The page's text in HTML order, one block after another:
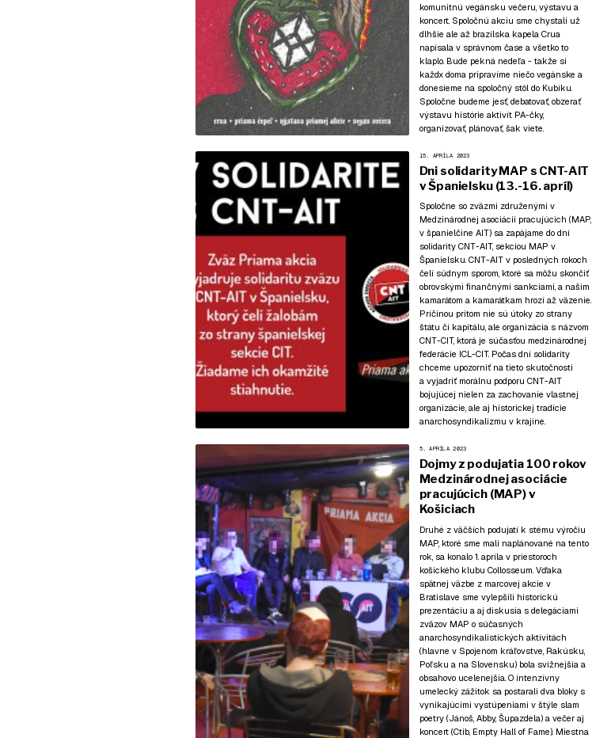
komunitnú vegánsku večeru, výstavu a
koncert. Spoločnú akciu sme chystali už
dlhšie ale až brazílska kapela Crua
napísala v správnom čase a všetko to
klaplo. Bude pekná nedeľa - takže si
každx doma pripravíme niečo vegánske a
donesieme na spoločný stôl do Kubíku.
Spoločne budeme jesť, debatovať, obzerať
výstavu histórie aktivít PA-čky,
organizovať, plánovať, šak viete.
15. APRÍLA 2023
Dni solidarity MAP s CNT-AIT
v Španielsku (13.-16. apríl)
Spoločne so zväzmi združenými v
Medzinárodnej asociácii pracujúcich (MAP,
v španielčine AIT) sa zapájame do dní
solidarity CNT-AIT, sekciou MAP v
Španielsku. CNT-AIT v posledných rokoch
čelí súdnym sporom, ktoré sa môžu skončiť
obrovskými finančnými sankciami, a našim
kamarátom a kamarátkam hrozí až väzenie.
Príčinou pritom nie sú útoky zo strany
štátu či kapitálu, ale organizácia s názvom
CNT-CIT, ktorá je súčasťou medzinárodnej
federácie ICL-CIT. Počas dní solidarity
chceme upozorniť na tieto skutočnosti
a vyjadriť morálnu podporu CNT-AIT
bojujúcej nielen za zachovanie vlastnej
organizácie, ale aj historickej tradície
anarchosyndikalizmu v krajine.
5. APRÍLA 2023
Dojmy z podujatia 100 rokov
Medzinárodnej asociácie
pracujúcich (MAP) v
Košiciach
Druhé z väčších podujatí k stému výročiu
MAP, ktoré sme mali naplánované na tento
rok, sa konalo 1. apríla v priestoroch
košického klubu Collosseum. Vďaka
spätnej väzbe z marcovej akcie v
Bratislave sme vylepšili historickú
prezentáciu a aj diskusia s delegáciami
zväzov MAP o súčasných
anarchosyndikalistických aktivitách
(hlavne v Spojenom kráľovstve, Rakúsku,
Poľsku a na Slovensku) bola svižnejšia a
obsahovo ucelenejšia. O intenzívny
umelecký zážitok sa postarali dva bloky s
vynikajúcimi vystúpeniami v štýle slam
poetry (Jánoš, Abby, Šupazdela) a večer aj
koncert (Ctib, Empty Hall of Fame). Miestna